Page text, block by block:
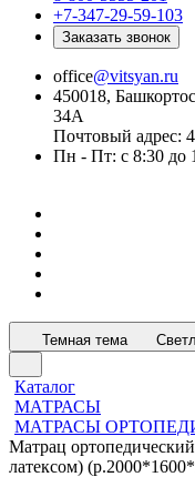
+7-347-29-59-103
Заказать звонок
office@vitsyan.ru
450018,
34А
Почтовый адрес:
Пн - Пт: с 8:30 до
Темная тема
Каталог
МАТРАСЫ
МАТРАСЫ
Матрац
латексом)